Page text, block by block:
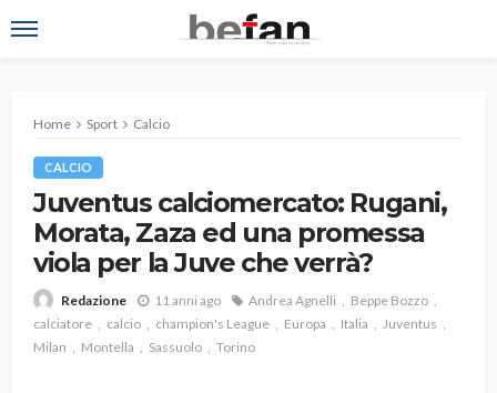
Home Sport Calcio
CALCIO
Juventus calciomercato: Rugani,
Morata, Zaza ed una promessa
viola per la Juve che verrà?
Redazione 11 anni ago Andrea Agnelli
Beppe Bozzo
calciatore
calcio champion's League Europa Italia
Juventus
Milan
Montella Sassuolo Torino